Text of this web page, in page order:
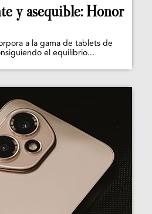
y asequible: Honor
a la gama de tablets de
el equilibrio...